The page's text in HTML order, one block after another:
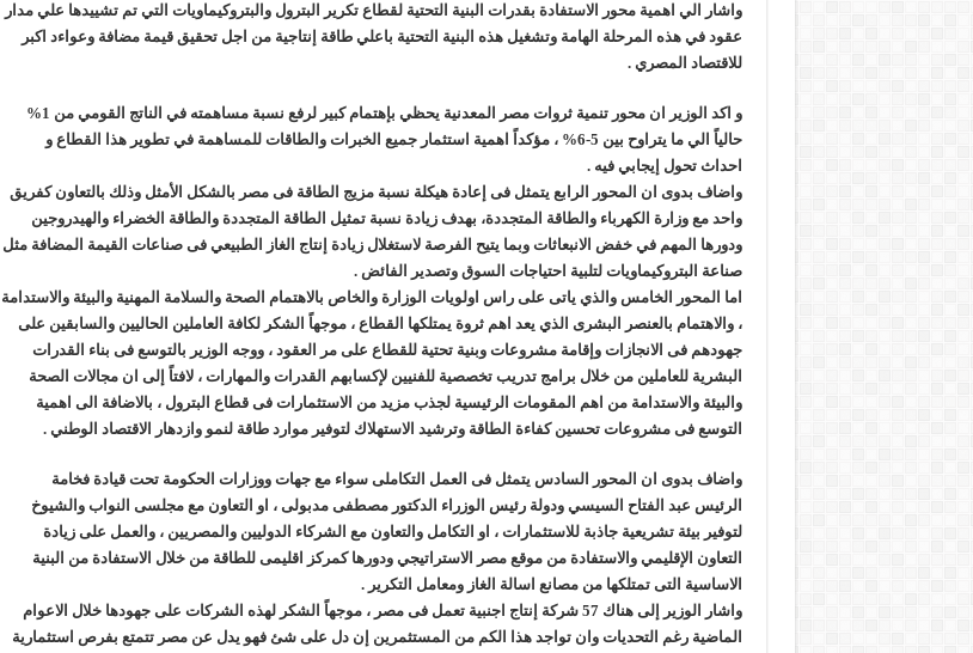
واشار الي اهمية محور الاستفادة بقدرات البنية التحتية لقطاع تكرير البترول والبتروكيماويات التي تم تشييدها علي مدار
عقود في هذه المرحلة الهامة وتشغيل هذه البنية التحتية باعلي طاقة إنتاجية من اجل تحقيق قيمة مضافة وعواءد اكبر
للاقتصاد المصري .
و اكد الوزير ان محور تنمية ثروات مصر المعدنية يحظي بإهتمام كبير لرفع نسبة مساهمته في الناتج القومي من 1%
حالياً الي ما يتراوح بين 5-6% ، مؤكداً اهمية استثمار جميع الخبرات والطاقات للمساهمة في تطوير هذا القطاع و
احداث تحول إيجابي فيه .
واضاف بدوى ان المحور الرابع يتمثل فى إعادة هيكلة نسبة مزيج الطاقة فى مصر بالشكل الأمثل وذلك بالتعاون كفريق
واحد مع وزارة الكهرباء والطاقة المتجددة، بهدف زيادة نسبة تمثيل الطاقة المتجددة والطاقة الخضراء والهيدروجين
ودورها المهم في خفض الانبعاثات وبما يتيح الفرصة لاستغلال زيادة إنتاج الغاز الطبيعي فى صناعات القيمة المضافة مثل
صناعة البتروكيماويات لتلبية احتياجات السوق وتصدير الفائض .
اما المحور الخامس والذي ياتى على راس اولويات الوزارة والخاص بالاهتمام الصحة والسلامة المهنية والبيئة والاستدامة
، والاهتمام بالعنصر البشرى الذي يعد اهم ثروة يمتلكها القطاع ، موجهاً الشكر لكافة العاملين الحاليين والسابقين على
جهودهم فى الانجازات وإقامة مشروعات وبنية تحتية للقطاع على مر العقود ، ووجه الوزير بالتوسع فى بناء القدرات
البشرية للعاملين من خلال برامج تدريب تخصصية للفنيين لإكسابهم القدرات والمهارات ، لافتاً إلى ان مجالات الصحة
والبيئة والاستدامة من اهم المقومات الرئيسية لجذب مزيد من الاستثمارات فى قطاع البترول ، بالاضافة الى اهمية
التوسع فى مشروعات تحسين كفاءة الطاقة وترشيد الاستهلاك لتوفير موارد طاقة لنمو وازدهار الاقتصاد الوطني .
واضاف بدوى ان المحور السادس يتمثل فى العمل التكاملى سواء مع جهات ووزارات الحكومة تحت قيادة فخامة
الرئيس عبد الفتاح السيسي ودولة رئيس الوزراء الدكتور مصطفى مدبولى ، او التعاون مع مجلسى النواب والشيوخ
لتوفير بيئة تشريعية جاذبة للاستثمارات ، او التكامل والتعاون مع الشركاء الدوليين والمصريين ، والعمل على زيادة
التعاون الإقليمي والاستفادة من موقع مصر الاستراتيجي ودورها كمركز اقليمى للطاقة من خلال الاستفادة من البنية
الاساسية التى تمتلكها من مصانع اسالة الغاز ومعامل التكرير .
واشار الوزير إلى هناك 57 شركة إنتاج اجنبية تعمل فى مصر ، موجهاً الشكر لهذه الشركات على جهودها خلال الاعوام
الماضية رغم التحديات وان تواجد هذا الكم من المستثمرين إن دل على شئ فهو يدل عن مصر تتمتع بفرص استثمارية